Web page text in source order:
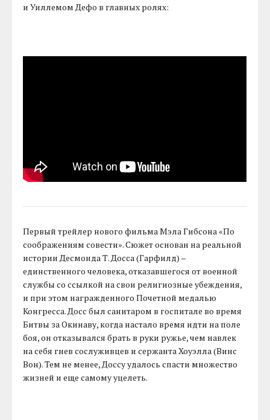
и Уиллемом Дефо в главных ролях:
Первый трейлер нового фильма Мэла Гибсона «По
соображениям совести». Сюжет основан на реальной
истории Десмонда Т. Досса (Гарфилд) –
единственного человека, отказавшегося от военной
службы со ссылкой на свои религиозные убеждения,
и при этом награжденного Почетной медалью
Конгресса. Досс был санитаром в госпитале во время
Битвы за Окинаву, когда настало время идти на поле
боя, он отказывался брать в руки ружье, чем навлек
на себя гнев сослуживцев и сержанта Хоуэлла (Винс
Вон). Тем не менее, Доссу удалось спасти множество
жизней и еще самому уцелеть.